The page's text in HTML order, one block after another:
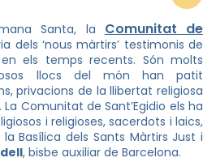
Santa, la Comunitat de
dels ‘nous màrtirs’ testimonis de
els temps recents. Són molts
llocs del món han patit
privacions de la llibertat religiosa
Comunitat de Sant’Egidio els ha
i religioses, sacerdots i laics,
Basílica dels Sants Màrtirs Just i
, bisbe auxiliar de Barcelona.